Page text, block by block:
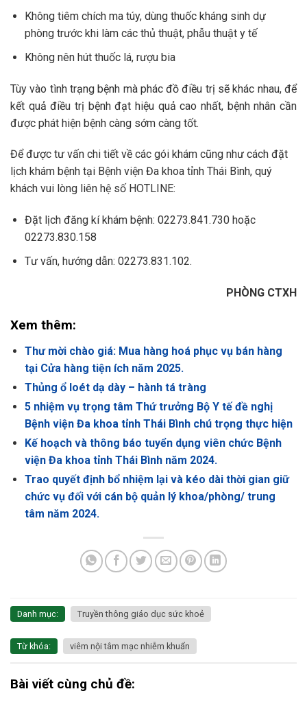
Không tiêm chích ma túy, dùng thuốc kháng sinh dự
phòng trước khi làm các thủ thuật, phẫu thuật y tế
Không nên hút thuốc lá, rượu bia
Tùy vào tình trạng bệnh mà phác đồ điều trị sẽ khác nhau, để
kết quả điều trị bệnh đạt hiệu quả cao nhất, bệnh nhân cần
được phát hiện bệnh càng sớm càng tốt.
Để được tư vấn chi tiết về các gói khám cũng như cách đặt
lịch khám bệnh tại Bệnh viện Đa khoa tỉnh Thái Bình, quý
khách vui lòng liên hệ số HOTLINE:
Đặt lịch đăng kí khám bệnh: 02273.841.730 hoặc
02273.830.158
Tư vấn, hướng dẫn: 02273.831.102.
PHÒNG CTXH
Xem thêm:
Thư mời chào giá: Mua hàng hoá phục vụ bán hàng
tại Cửa hàng tiện ích năm 2025.
Thủng ổ loét dạ dày – hành tá tràng
5 nhiệm vụ trọng tâm Thứ trưởng Bộ Y tế đề nghị
Bệnh viện Đa khoa tỉnh Thái Bình chú trọng thực hiện
Kế hoạch và thông báo tuyển dụng viên chức Bệnh
viện Đa khoa tỉnh Thái Bình năm 2024.
Trao quyết định bổ nhiệm lại và kéo dài thời gian giữ
chức vụ đối với cán bộ quản lý khoa/phòng/ trung
tâm năm 2024.
Danh mục: Truyền thông giáo dục sức khoẻ
Từ khóa: viêm nội tâm mạc nhiễm khuẩn
Bài viết cùng chủ đề: